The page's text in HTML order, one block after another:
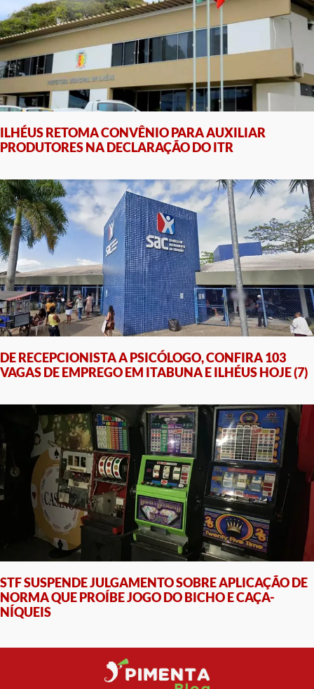
ILHÉUS RETOMA CONVÊNIO PARA AUXILIAR
PRODUTORES NA DECLARAÇÃO DO ITR
DE RECEPCIONISTA A PSICÓLOGO, CONFIRA 103
VAGAS DE EMPREGO EM ITABUNA E ILHÉUS HOJE (7)
STF SUSPENDE JULGAMENTO SOBRE APLICAÇÃO DE
NORMA QUE PROÍBE JOGO DO BICHO E CAÇA-
NÍQUEIS